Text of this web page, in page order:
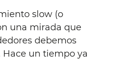
slow (o
una mirada que
debemos
un tiempo ya